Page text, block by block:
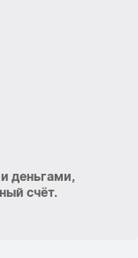
деньгами,
счёт.